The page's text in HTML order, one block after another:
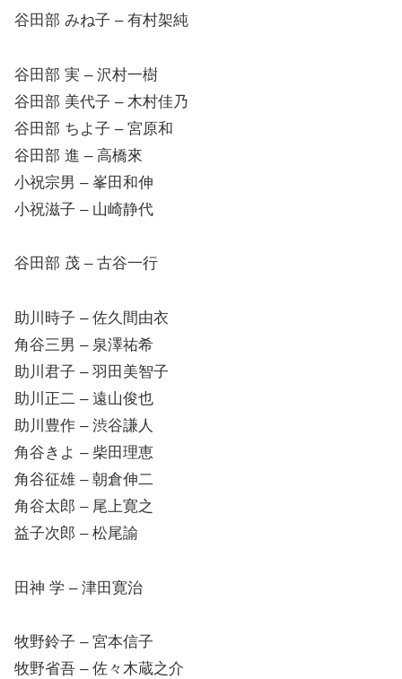
谷田部 みね子 – 有村架純
谷田部 実 – 沢村一樹
谷田部 美代子 – 木村佳乃
谷田部 ちよ子 – 宮原和
谷田部 進 – 高橋來
小祝宗男 – 峯田和伸
小祝滋子 – 山崎静代
谷田部 茂 – 古谷一行
助川時子 – 佐久間由衣
角谷三男 – 泉澤祐希
助川君子 – 羽田美智子
助川正二 – 遠山俊也
助川豊作 – 渋谷謙人
角谷きよ – 柴田理恵
角谷征雄 – 朝倉伸二
角谷太郎 – 尾上寛之
益子次郎 – 松尾諭
田神 学 – 津田寛治
牧野鈴子 – 宮本信子
牧野省吾 – 佐々木蔵之介